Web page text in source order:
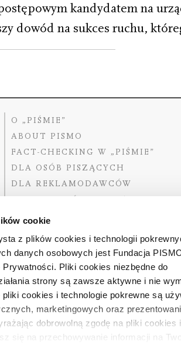
cookie
z plików cookies i technologii
danych osobowych jest Fundacja
Pliki cookies niezbędne do
strony są zawsze aktywne i nie
cookies i technologie pokrewne są
marketingowych oraz
dobrowolną zgodę na pliki cookies i
się na przechowywanie informacji na
kandydatem na
dowód na sukces ruchu,
O „PIŚMIE”
ABOUT PISMO
FACT-CHECKING W „PIŚMIE”
DLA OSÓB PISZĄCYCH
DLA REKLAMODAWCÓW